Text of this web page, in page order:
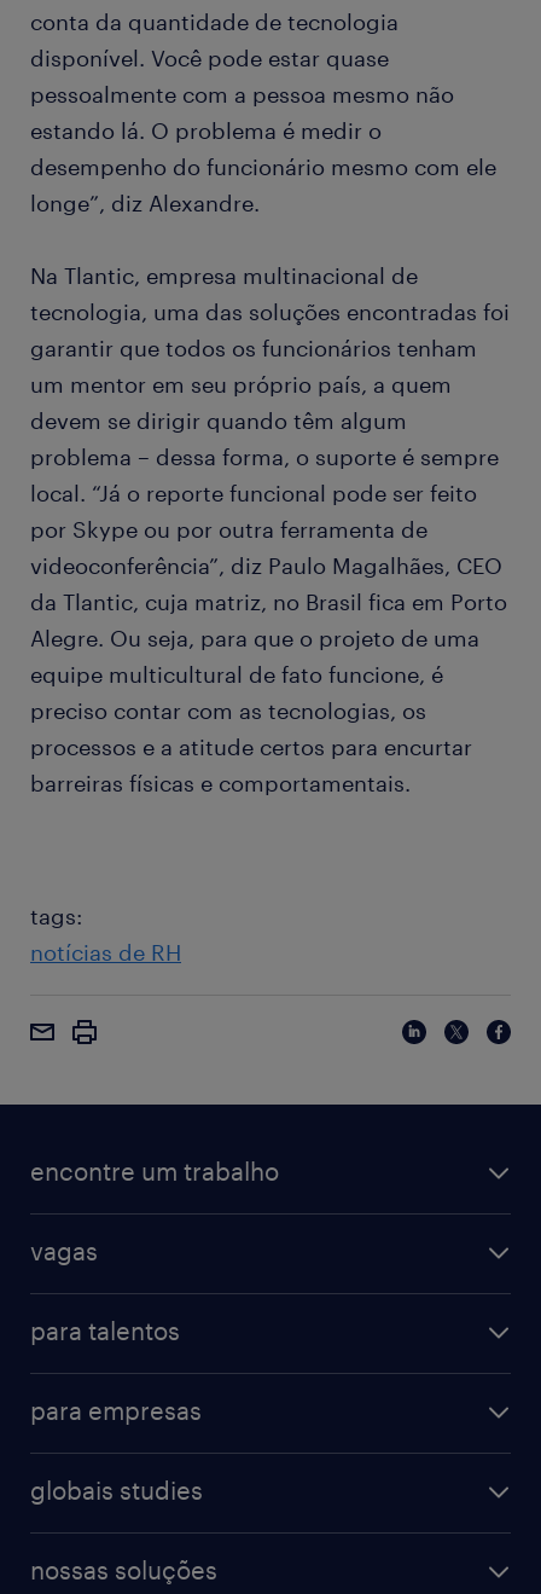
conta da quantidade de tecnologia
disponível. Você pode estar quase
pessoalmente com a pessoa mesmo não
estando lá. O problema é medir o
desempenho do funcionário mesmo com ele
longe”, diz Alexandre.
Na Tlantic, empresa multinacional de
tecnologia, uma das soluções encontradas foi
garantir que todos os funcionários tenham
um mentor em seu próprio país, a quem
devem se dirigir quando têm algum
problema – dessa forma, o suporte é sempre
local. “Já o reporte funcional pode ser feito
por Skype ou por outra ferramenta de
videoconferência”, diz Paulo Magalhães, CEO
da Tlantic, cuja matriz, no Brasil fica em Porto
Alegre. Ou seja, para que o projeto de uma
equipe multicultural de fato funcione, é
preciso contar com as tecnologias, os
processos e a atitude certos para encurtar
barreiras físicas e comportamentais.
tags:
notícias de RH
encontre um trabalho
vagas
para talentos
para empresas
globais studies
nossas soluções